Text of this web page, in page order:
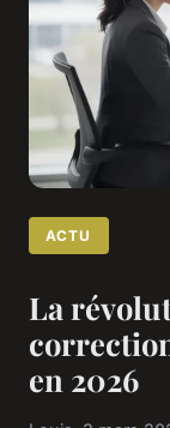
ACTU
La
en 2026